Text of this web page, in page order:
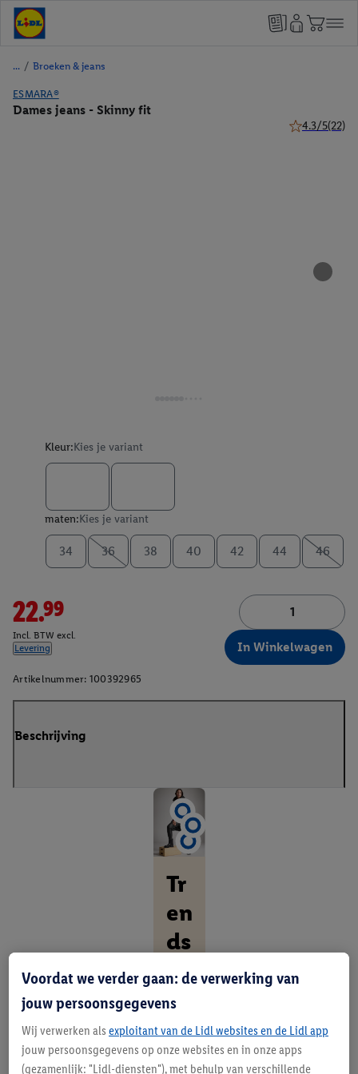
/ Broeken & jeans
ESMARA®
Dames jeans - Skinny fit
4.3/5(22)
Kleur:Kies je variant
maten:Kies je variant
34 36 38 40 42 44 46
22.99
Incl. BTW excl.
Levering
In Winkelwagen
Artikelnummer: 100392965
Beschrijving
Tr
en
ds
di
e
bi
j
Voordat we verder gaan: de verwerking van
jouw persoonsgegevens
Wij verwerken als exploitant van de Lidl websites en de Lidl app
jouw persoonsgegevens op onze websites en in onze apps
(gezamenlijk: "Lidl-diensten"), met behulp van verschillende